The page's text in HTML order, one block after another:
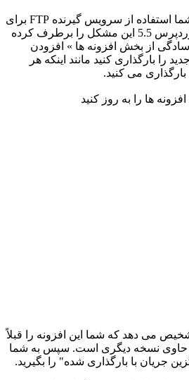
در این صورت ، تنها گزینه شما استفاده از سرویس گیرنده FTP برای
بارگذاری نسخه جدید بود. وردپرس 5.5 این مشکل را برطرف کرده
از بخش افزونه ها » افزودن
را بارگذاری کنید مانند اینکه هر
بارگذاری می کنید.
می دهد که شما این افزونه را قبلاً
حاوی نسخه دیگری است. سپس به شما
جریان با بارگذاری شده" را بگیرید.